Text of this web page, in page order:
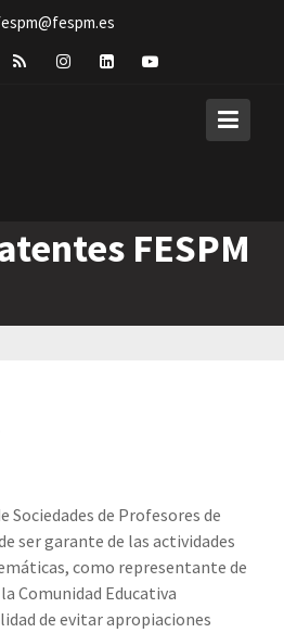
FESPM
Sociedades de Profesores de
ser garante de las actividades
como representante de
Comunidad Educativa
de evitar apropiaciones